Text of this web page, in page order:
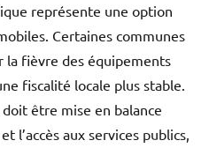
représente une option
Certaines communes
la fièvre des équipements
fiscalité locale plus stable.
être mise en balance
l’accès aux services publics,